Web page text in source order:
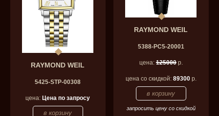
RAYMOND WEIL
5425-STP-00308
цена:Цена по запросу
RAYMOND WEIL
5388-PC5-20001
цена: 125000р.
цена со скидкой: 89300р.
запросить цену со скидкой